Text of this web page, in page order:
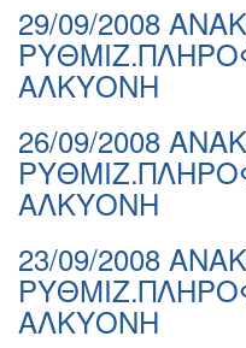
29/09/2008
ΑΛΚΥΟΝΗ
26/09/2008
ΑΛΚΥΟΝΗ
23/09/2008
ΑΛΚΥΟΝΗ